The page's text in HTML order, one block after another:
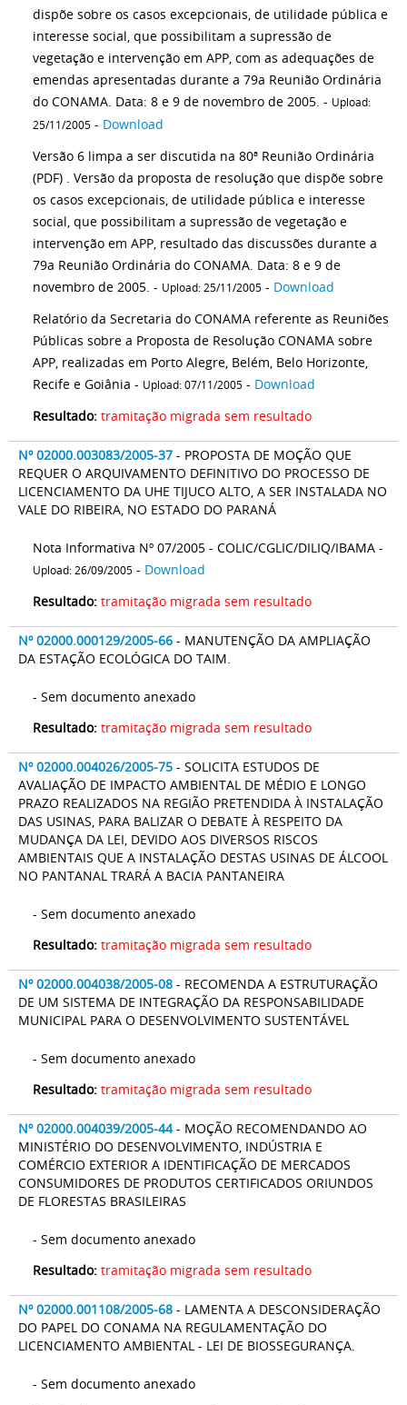
dispõe sobre os casos excepcionais, de utilidade pública e
interesse social, que possibilitam a supressão de
vegetação e intervenção em APP, com as adequações de
emendas apresentadas durante a 79a Reunião Ordinária
do CONAMA. Data: 8 e 9 de novembro de 2005. - Upload:
25/11/2005 - Download
Versão 6 limpa a ser discutida na 80ª Reunião Ordinária
(PDF) . Versão da proposta de resolução que dispõe sobre
os casos excepcionais, de utilidade pública e interesse
social, que possibilitam a supressão de vegetação e
intervenção em APP, resultado das discussões durante a
79a Reunião Ordinária do CONAMA. Data: 8 e 9 de
novembro de 2005. - Upload: 25/11/2005 - Download
Relatório da Secretaria do CONAMA referente as Reuniões
Públicas sobre a Proposta de Resolução CONAMA sobre
APP, realizadas em Porto Alegre, Belém, Belo Horizonte,
Recife e Goiânia - Upload: 07/11/2005 - Download
Resultado: tramitação migrada sem resultado
Nº 02000.003083/2005-37 - PROPOSTA DE MOÇÃO QUE
REQUER O ARQUIVAMENTO DEFINITIVO DO PROCESSO DE
LICENCIAMENTO DA UHE TIJUCO ALTO, A SER INSTALADA NO
VALE DO RIBEIRA, NO ESTADO DO PARANÁ
Nota Informativa Nº 07/2005 - COLIC/CGLIC/DILIQ/IBAMA -
Upload: 26/09/2005 - Download
Resultado: tramitação migrada sem resultado
Nº 02000.000129/2005-66 - MANUTENÇÃO DA AMPLIAÇÃO
DA ESTAÇÃO ECOLÓGICA DO TAIM.
- Sem documento anexado
Resultado: tramitação migrada sem resultado
Nº 02000.004026/2005-75 - SOLICITA ESTUDOS DE
AVALIAÇÃO DE IMPACTO AMBIENTAL DE MÉDIO E LONGO
PRAZO REALIZADOS NA REGIÃO PRETENDIDA À INSTALAÇÃO
DAS USINAS, PARA BALIZAR O DEBATE À RESPEITO DA
MUDANÇA DA LEI, DEVIDO AOS DIVERSOS RISCOS
AMBIENTAIS QUE A INSTALAÇÃO DESTAS USINAS DE ÁLCOOL
NO PANTANAL TRARÁ A BACIA PANTANEIRA
- Sem documento anexado
Resultado: tramitação migrada sem resultado
Nº 02000.004038/2005-08 - RECOMENDA A ESTRUTURAÇÃO
DE UM SISTEMA DE INTEGRAÇÃO DA RESPONSABILIDADE
MUNICIPAL PARA O DESENVOLVIMENTO SUSTENTÁVEL
- Sem documento anexado
Resultado: tramitação migrada sem resultado
Nº 02000.004039/2005-44 - MOÇÃO RECOMENDANDO AO
MINISTÉRIO DO DESENVOLVIMENTO, INDÚSTRIA E
COMÉRCIO EXTERIOR A IDENTIFICAÇÃO DE MERCADOS
CONSUMIDORES DE PRODUTOS CERTIFICADOS ORIUNDOS
DE FLORESTAS BRASILEIRAS
- Sem documento anexado
Resultado: tramitação migrada sem resultado
Nº 02000.001108/2005-68 - LAMENTA A DESCONSIDERAÇÃO
DO PAPEL DO CONAMA NA REGULAMENTAÇÃO DO
LICENCIAMENTO AMBIENTAL - LEI DE BIOSSEGURANÇA.
- Sem documento anexado